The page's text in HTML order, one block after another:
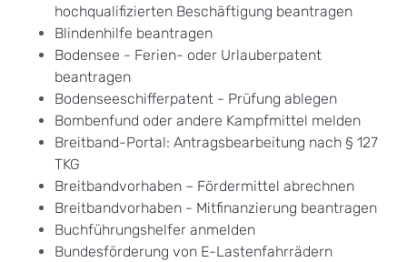
hochqualifizierten Beschäftigung beantragen
Blindenhilfe beantragen
Bodensee - Ferien- oder Urlauberpatent
beantragen
Bodenseeschifferpatent - Prüfung ablegen
Bombenfund oder andere Kampfmittel melden
Breitband-Portal: Antragsbearbeitung nach § 127
TKG
Breitbandvorhaben – Fördermittel abrechnen
Breitbandvorhaben - Mitfinanzierung beantragen
Buchführungshelfer anmelden
Bundesförderung von E-Lastenfahrrädern